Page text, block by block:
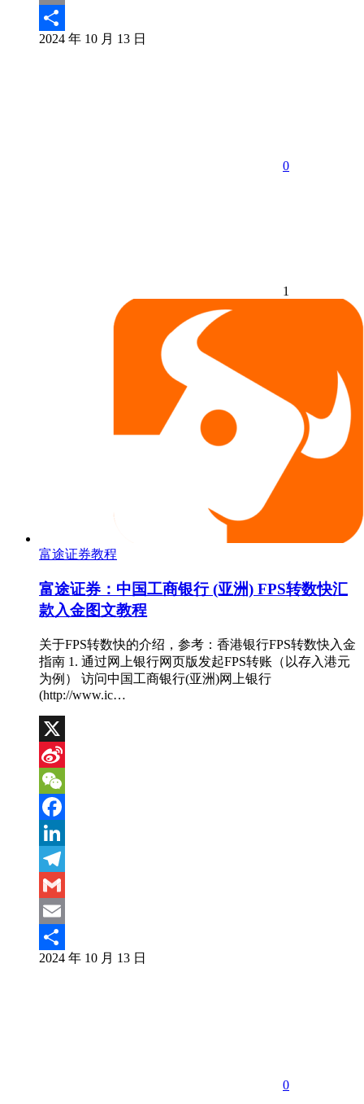
Email
分
2024 年 10 月 13 日
0
1
富途证券教程
富途证券：中国工商银行 (亚洲) FPS转数快汇
款入金图文教程
关于FPS转数快的介绍，参考：香港银行FPS转数快入金
指南 1. 通过网上银行网页版发起FPS转账（以存入港元
为例） 访问中国工商银行(亚洲)网上银行
(http://www.ic…
X
Sina
Weibo
WeChat
Facebook
LinkedIn
Telegram
Gmail
Email
分
2024 年 10 月 13 日
0